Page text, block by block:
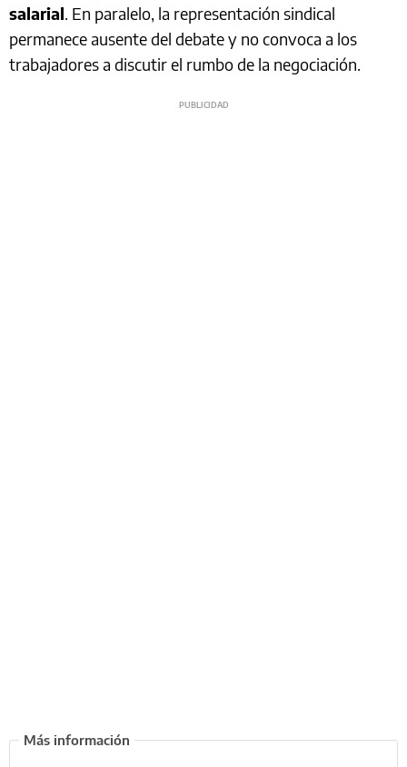
salarial. En paralelo, la representación sindical
permanece ausente del debate y no convoca a los
trabajadores a discutir el rumbo de la negociación.